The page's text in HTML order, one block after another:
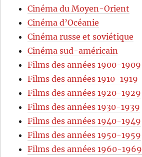
Cinéma du Moyen-Orient
Cinéma d’Océanie
Cinéma russe et soviétique
Cinéma sud-américain
Films des années 1900-1909
Films des années 1910-1919
Films des années 1920-1929
Films des années 1930-1939
Films des années 1940-1949
Films des années 1950-1959
Films des années 1960-1969